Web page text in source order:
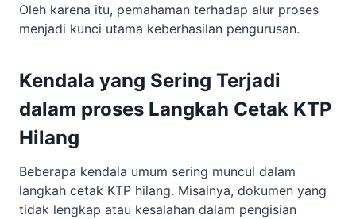
Oleh karena itu, pemahaman terhadap alur proses
menjadi kunci utama keberhasilan pengurusan.
Kendala yang Sering Terjadi
dalam proses Langkah Cetak KTP
Hilang
Beberapa kendala umum sering muncul dalam
langkah cetak KTP hilang. Misalnya, dokumen yang
tidak lengkap atau kesalahan dalam pengisian